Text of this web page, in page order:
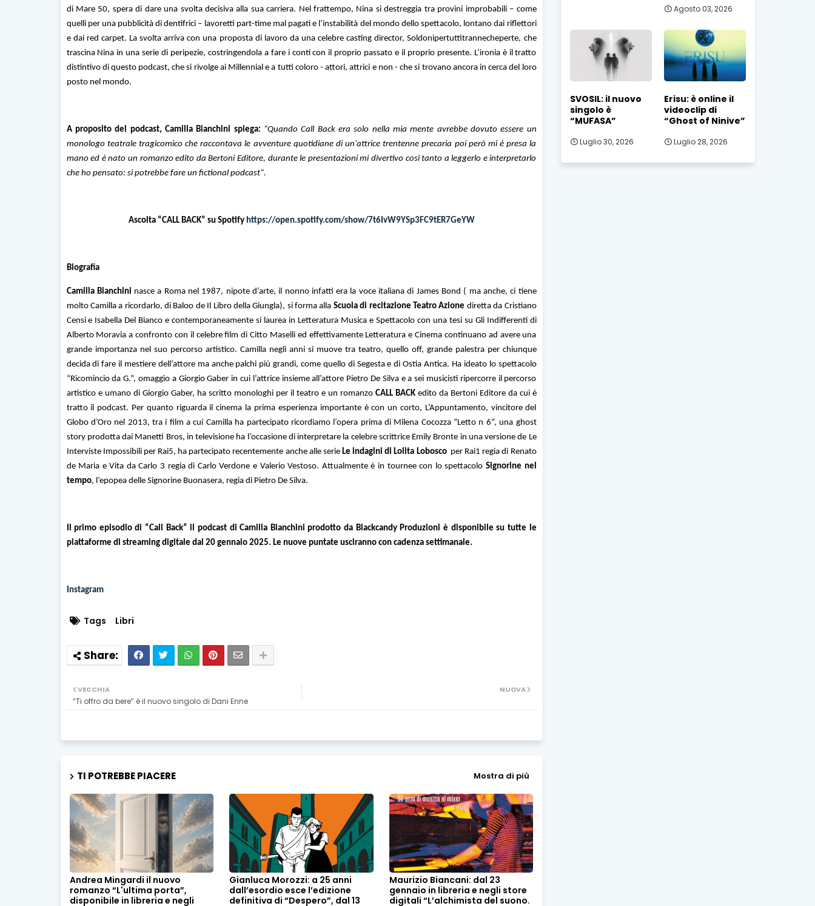
di Mare 50, spera di dare una svolta decisiva alla sua carriera. Nel frattempo, Nina si destreggia tra provini improbabili – come
quelli per una pubblicità di dentifrici – lavoretti part-time mal pagati e l’instabilità del mondo dello spettacolo, lontano dai riflettori
e dai red carpet. La svolta arriva con una proposta di lavoro da una celebre casting director, Soldonipertuttitrannecheperte, che
trascina Nina in una serie di peripezie, costringendola a fare i conti con il proprio passato e il proprio presente. L’ironia è il tratto
distintivo di questo podcast, che si rivolge ai Millennial e a tutti coloro - attori, attrici e non - che si trovano ancora in cerca del loro
posto nel mondo.
A proposito del podcast, Camilla Bianchini spiega: “Quando Call Back era solo nella mia mente avrebbe dovuto essere un
monologo teatrale tragicomico che raccontava le avventure quotidiane di un'attrice trentenne precaria poi però mi è presa la
mano ed è nato un romanzo edito da Bertoni Editore, durante le presentazioni mi divertivo così tanto a leggerlo e interpretarlo
che ho pensato: si potrebbe fare un fictional podcast”.
Ascolta “CALL BACK” su Spotify https://open.spotify.com/show/7t6IvW9YSp3FC9tER7GeYW
Biografia
Camilla Bianchini nasce a Roma nel 1987, nipote d’arte, il nonno infatti era la voce italiana di James Bond ( ma anche, ci tiene
molto Camilla a ricordarlo, di Baloo de Il Libro della Giungla), si forma alla Scuola di recitazione Teatro Azione diretta da Cristiano
Censi e Isabella Del Bianco e contemporaneamente si laurea in Letteratura Musica e Spettacolo con una tesi su Gli Indifferenti di
Alberto Moravia a confronto con il celebre film di Citto Maselli ed effettivamente Letteratura e Cinema continuano ad avere una
grande importanza nel suo percorso artistico. Camilla negli anni si muove tra teatro, quello off, grande palestra per chiunque
decida di fare il mestiere dell’attore ma anche palchi più grandi, come quello di Segesta e di Ostia Antica. Ha ideato lo spettacolo
“Ricomincio da G.”, omaggio a Giorgio Gaber in cui l’attrice insieme all’attore Pietro De Silva e a sei musicisti ripercorre il percorso
artistico e umano di Giorgio Gaber, ha scritto monologhi per il teatro e un romanzo CALL BACKedito da Bertoni Editore da cui è
tratto il podcast. Per quanto riguarda il cinema la prima esperienza importante è con un corto, L’Appuntamento, vincitore del
Globo d’Oro nel 2013, tra i film a cui Camilla ha partecipato ricordiamo l’opera prima di Milena Cocozza “Letto n 6”, una ghost
story prodotta dai Manetti Bros, in televisione ha l’occasione di interpretare la celebre scrittrice Emily Bronte in una versione de Le
Interviste Impossibili per Rai5, ha partecipato recentemente anche alle serie Le indagini di Lolita Lobosco per Rai1 regia di Renato
de Maria e Vita da Carlo 3 regia di Carlo Verdone e Valerio Vestoso. Attualmente è in tournee con lo spettacolo Signorine nel
tempo, l’epopea delle Signorine Buonasera, regia di Pietro De Silva.
Il primo episodio di “Call Back” il podcast di Camilla Bianchini prodotto da Blackcandy Produzioni è disponibile su tutte le
piattaforme di streaming digitale dal 20 gennaio 2025. Le nuove puntate usciranno con cadenza settimanale.
Instagram
Tags Libri
NUOVA
VECCHIA
“Ti offro da bere” è il nuovo singolo di Dani Enne
TI POTREBBE PIACERE Mostra di più
Andrea Mingardi il nuovo
romanzo “L'ultima porta”,
disponibile in libreria e negli
Gianluca Morozzi: a 25 anni
dall’esordio esce l’edizione
definitiva di “Despero”, dal 13
Maurizio Biancani: dal 23
gennaio in libreria e negli store
digitali “L’alchimista del suono.
Agosto 03, 2026
SVOSIL: il nuovo
singolo è
“MUFASA”
Luglio 30, 2026
Erisu: è online il
videoclip di
“Ghost of Ninive”
Luglio 28, 2026